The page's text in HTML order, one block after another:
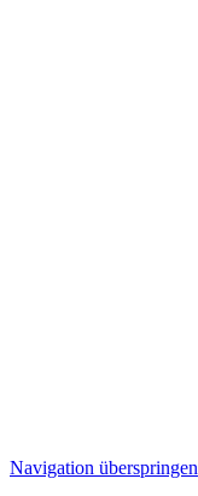
Navigation überspringen